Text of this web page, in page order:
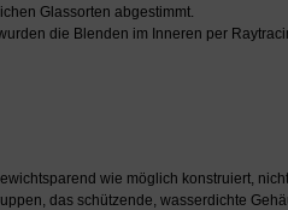
Glassorten abgestimmt.
die Blenden im Inneren per
wie möglich konstruiert,
das schützende, wasserdichte